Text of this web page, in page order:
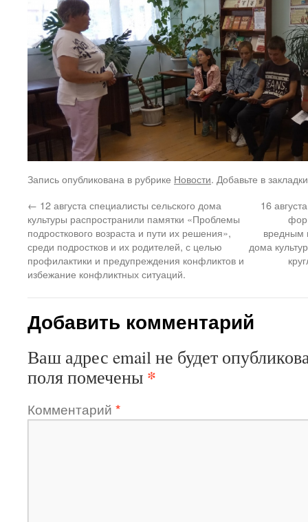
Запись опубликована в рубрике Новости. Добавьте в
← 12 августа специалисты сельского дома
культуры распространили памятки «Проблемы
подросткового возраста и пути их решения»,
среди подростков и их родителей, с целью
профилактики и предупреждения конфликтов и
избежание конфликтных ситуаций.
16
вредным
дома
Добавить комментарий
Ваш адрес email не будет
поля помечены *
Комментарий *